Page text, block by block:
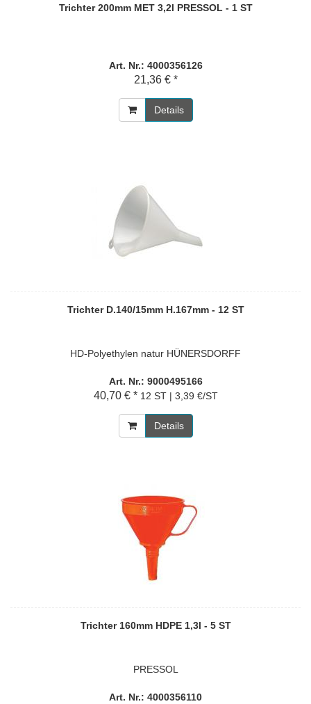
Trichter 200mm MET 3,2l PRESSOL - 1 ST
Art. Nr.: 4000356126
21,36 € *
Details
Trichter D.140/15mm H.167mm - 12 ST
HD-Polyethylen natur HÜNERSDORFF
Art. Nr.: 9000495166
40,70 € * 12 ST | 3,39 €/ST
Details
Trichter 160mm HDPE 1,3l - 5 ST
PRESSOL
Art. Nr.: 4000356110